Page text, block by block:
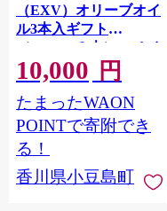
（EXV）オリーブオイ
ル3本入ギフト
（150ml×３本）スペイ
ン産
10,000 円
たまったWAON
POINTで寄附でき
る！
香川県小豆島町